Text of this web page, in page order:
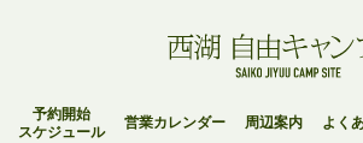
予約開始
スケジュール
営業カレンダー 周辺案内 よく